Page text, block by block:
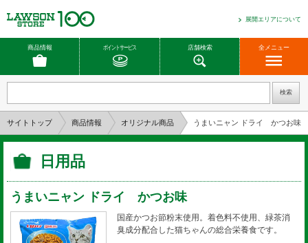
展開エリアについて
商品情報 ポイントサービス 店舗検索 全メニュー
サイトトップ 商品情報 オリジナル商品 うまいニャン ドライ かつお味
日用品
うまいニャン ドライ かつお味
国産かつお節粉末使用。着色料不使用、緑茶消
臭成分配合した猫ちゃんの総合栄養食です。